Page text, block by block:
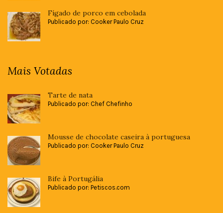
Fígado de porco em cebolada
Publicado por: Cooker Paulo Cruz
Mais Votadas
Tarte de nata
Publicado por: Chef Chefinho
Mousse de chocolate caseira à portuguesa
Publicado por: Cooker Paulo Cruz
Bife à Portugália
Publicado por: Petiscos.com